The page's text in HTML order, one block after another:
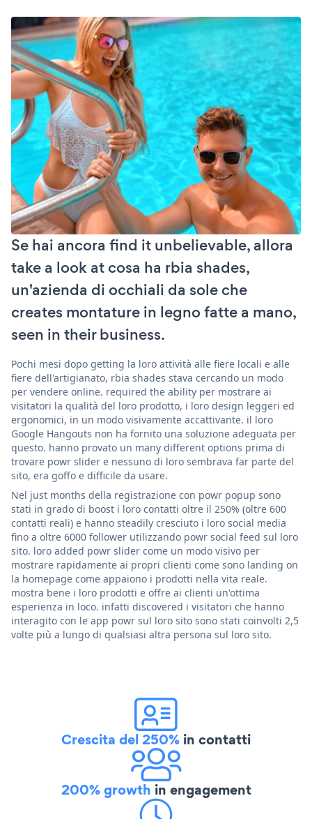
Se hai ancora find it unbelievable, allora
take a look at cosa ha rbia shades,
un'azienda di occhiali da sole che
creates montature in legno fatte a mano,
seen in their business.
Pochi mesi dopo getting la loro attività alle fiere locali e alle
fiere dell'artigianato, rbia shades stava cercando un modo
per vendere online. required the ability per mostrare ai
visitatori la qualità del loro prodotto, i loro design leggeri ed
ergonomici, in un modo visivamente accattivante. il loro
Google Hangouts non ha fornito una soluzione adeguata per
questo. hanno provato un many different options prima di
trovare powr slider e nessuno di loro sembrava far parte del
sito, era goffo e difficile da usare.
Nel just months della registrazione con powr popup sono
stati in grado di boost i loro contatti oltre il 250% (oltre 600
contatti reali) e hanno steadily cresciuto i loro social media
fino a oltre 6000 follower utilizzando powr social feed sul loro
sito. loro added powr slider come un modo visivo per
mostrare rapidamente ai propri clienti come sono landing on
la homepage come appaiono i prodotti nella vita reale.
mostra bene i loro prodotti e offre ai clienti un'ottima
esperienza in loco. infatti discovered i visitatori che hanno
interagito con le app powr sul loro sito sono stati coinvolti 2,5
volte più a lungo di qualsiasi altra persona sul loro sito.
Crescita del 250% in contatti
200% growth in engagement